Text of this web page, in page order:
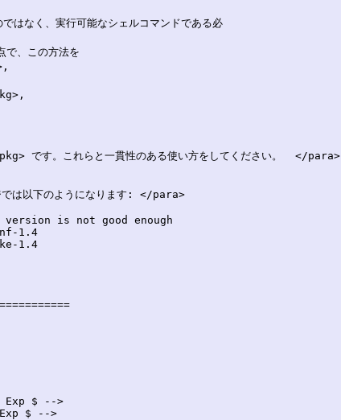
く、実行可能なシェルコマンドである必
、この方法を
す。これらと一貫性のある使い方をしてください。  </para>
は以下のようになります: </para>
version is not good enough
Exp $ -->
$ -->